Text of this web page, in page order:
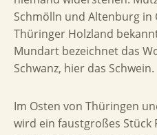
Schmölln und Altenburg
Thüringer Holzland
Mundart bezeichnet das
Schwanz, hier das Schwein.
Im Osten von Thüringen
wird ein faustgroßes Stück